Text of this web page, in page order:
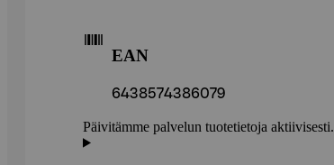
EAN
6438574386079
Päivitämme palvelun tuotetietoja